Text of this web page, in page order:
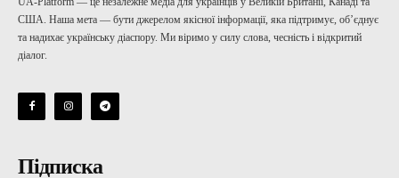
США. Наша мета — бути джерелом якісної інформації, яка підтримує, об’єднує
та надихає українську діаспору. Ми віримо у силу слова, чесність і відкритий
діалог.
Підписка